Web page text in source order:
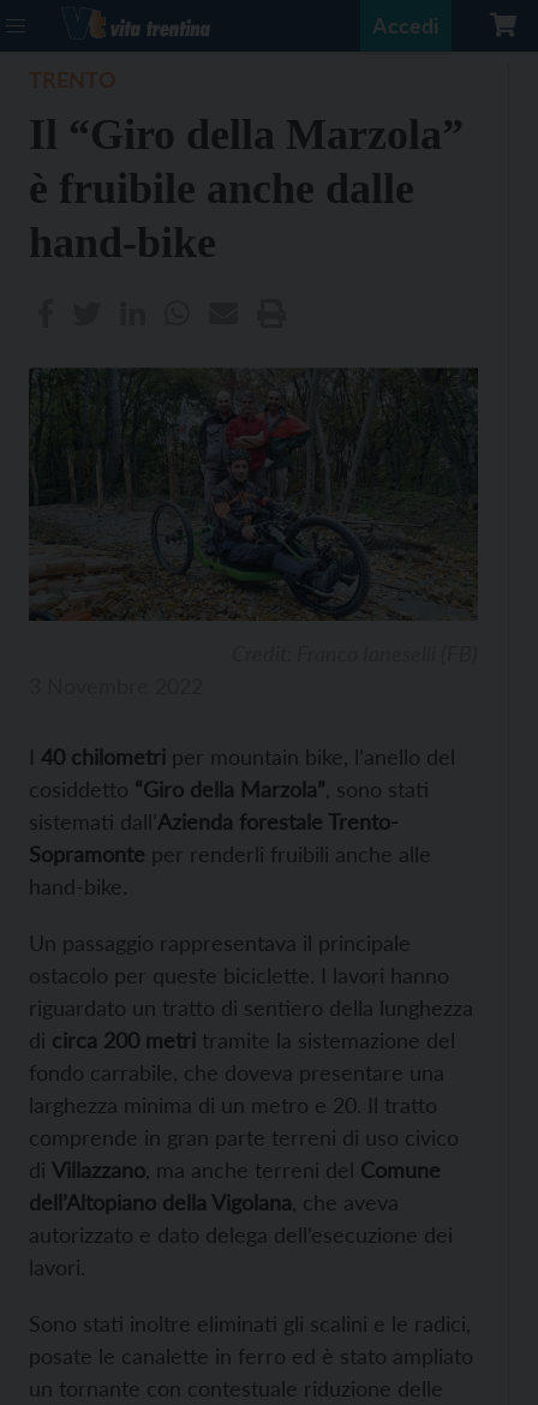
Accedi
Il “Giro della Marzola”
è fruibile anche dalle
hand-bike
I 40 chilometri per mountain bike, l’anello del
cosiddetto “Giro della Marzola” , sono stati
sistemati dall’Azienda forestale Trento-
Sopramonte per renderli fruibili anche alle
hand-bike.
Un passaggio rappresentava il principale
ostacolo per queste biciclette. I lavori hanno
riguardato un tratto di sentiero della lunghezza
di circa 200 metri tramite la sistemazione del
fondo carrabile, che doveva presentare una
larghezza minima di un metro e 20. Il tratto
comprende in gran parte terreni di uso civico
di Villazzano , ma anche terreni del Comune
dell’Altopiano della Vigolana , che aveva
autorizzato e dato delega dell’esecuzione dei
lavori.
Sono stati inoltre eliminati gli scalini e le radici,
posate le canalette in ferro ed è stato ampliato
un tornante con contestuale riduzione delle